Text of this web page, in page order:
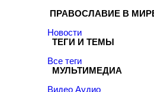
ПРАВОСЛАВИЕ В
Новости
ТЕГИ И ТЕМЫ
Все теги
МУЛЬТИМЕДИА
Видео Аудио